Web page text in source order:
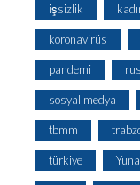
işsizlik
koronavirüs
pandemi
sosyal medya
tbmm
türkiye